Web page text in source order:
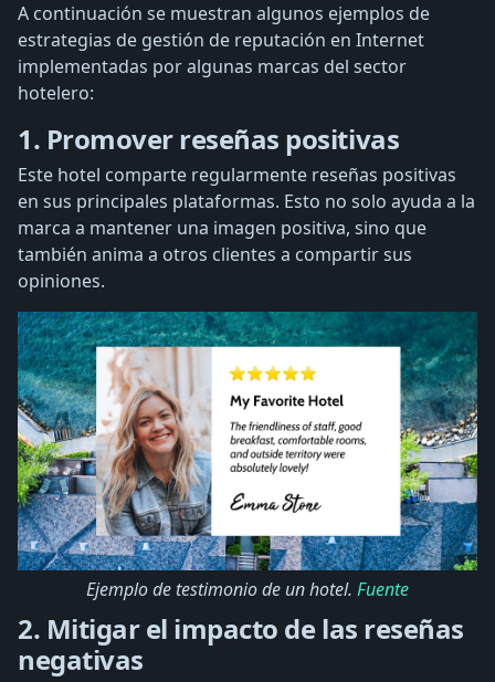
A continuación se muestran algunos ejemplos de
estrategias de gestión de reputación en Internet
implementadas por algunas marcas del sector
hotelero:
1. Promover reseñas positivas
Este hotel comparte regularmente reseñas positivas
en sus principales plataformas. Esto no solo ayuda a la
marca a mantener una imagen positiva, sino que
también anima a otros clientes a compartir sus
opiniones.
Ejemplo de testimonio de un hotel. Fuente
2. Mitigar el impacto de las reseñas
negativas